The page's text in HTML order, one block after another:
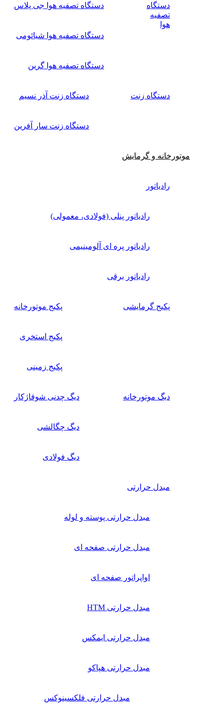
دستگاه
تصفیه
هوا
دستگاه تصفیه هوا جی پلاس
دستگاه تصفیه هوا شیائومی
دستگاه تصفیه هوا گرین
دستگاه زنت دستگاه زنت آذر نسیم
دستگاه زنت سار آفرین
موتورخانه و گرمایش
رادیاتور
رادیاتور پنلی (فولادی، معمولی)
رادیاتور پره ای آلومینیمی
رادیاتور برقی
پکیج گرمایشی پکیج موتورخانه
پکیج استخری
پکیج زمینی
دیگ موتورخانه دیگ چدنی شوفاژکار
دیگ چگالشی
دیگ فولادی
مبدل حرارتی
مبدل حرارتی پوسته و لوله
مبدل حرارتی صفحه ای
اواپراتور صفحه ای
مبدل حرارتی HTM
مبدل حرارتی ایمکس
مبدل حرارتی هپاکو
مبدل حرارتی فلکسینوکس